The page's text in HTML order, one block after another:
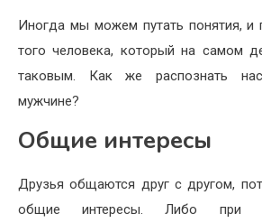
Иногда мы можем путать понятия, и
того человека, который на самом
таковым. Как же распознать
мужчине?
Общие интересы
Друзья общаются друг с другом,
общие интересы. Либо при